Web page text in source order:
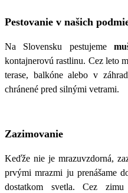
Pestovanie v našich
Na Slovensku pestujeme
kontajnerovú rastlinu. Cez leto
terase, balkóne alebo v
chránené pred silnými vetrami.
Zazimovanie
Keďže nie je mrazuvzdorná,
prvými mrazmi ju prenášame
dostatkom svetla. Cez